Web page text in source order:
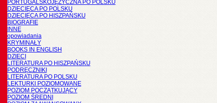
PORTUGALSKOJĘZYCZNA PO POLSKU
DZIECIĘCA PO POLSKU
DZIECIĘCA PO HISZPAŃSKU
BIOGRAFIE
INNE
opowiadania
KRYMINAŁY
BOOKS IN ENGLISH
DZIECI
LITERATURA PO HISZPAŃSKU
PODRĘCZNIKI
LITERATURA PO POLSKU
LEKTURKI POZIOMOWANE
POZIOM POCZĄTKUJĄCY
POZIOM ŚREDNI